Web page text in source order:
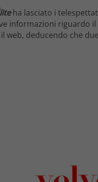
ha lasciato i
informazioni riguardo il
web, deducendo che